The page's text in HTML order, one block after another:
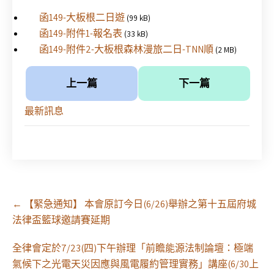
函149-大板根二日遊 (99 kB)
函149-附件1-報名表 (33 kB)
函149-附件2-大板根森林漫旅二日-TNN順 (2 MB)
上一篇 下一篇
最新訊息
Post
navigation
←
【緊急通知】 本會原訂今日(6/26)舉辦之第十五屆府城
法律盃籃球邀請賽延期
全律會定於7/23(四)下午辦理「前瞻能源法制論壇：極端
氣候下之光電天災因應與風電履約管理實務」講座(6/30上